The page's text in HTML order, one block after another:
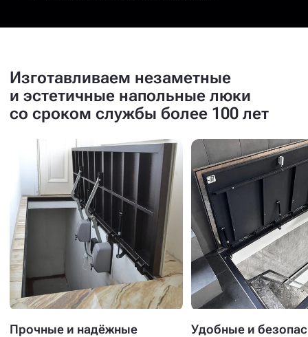
Изготавливаем незаметные
и эстетичные напольные люки
со сроком службы более 100 лет
Прочные и надёжные Удобные и